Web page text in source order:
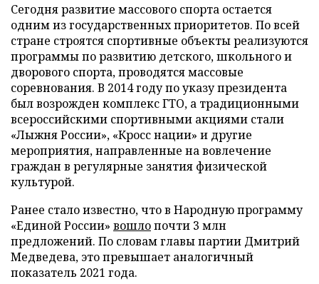
Сегодня развитие массового спорта остается
одним из государственных приоритетов. По всей
стране строятся спортивные объекты реализуются
программы по развитию детского, школьного и
дворового спорта, проводятся массовые
соревнования. В 2014 году по указу президента
был возрожден комплекс ГТО, а традиционными
всероссийскими спортивными акциями стали
«Лыжня России», «Кросс нации» и другие
мероприятия, направленные на вовлечение
граждан в регулярные занятия физической
культурой.
Ранее стало известно, что в Народную программу
«Единой России» вошлопочти 3 млн
предложений. По словам главы партии Дмитрий
Медведева, это превышает аналогичный
показатель 2021 года.